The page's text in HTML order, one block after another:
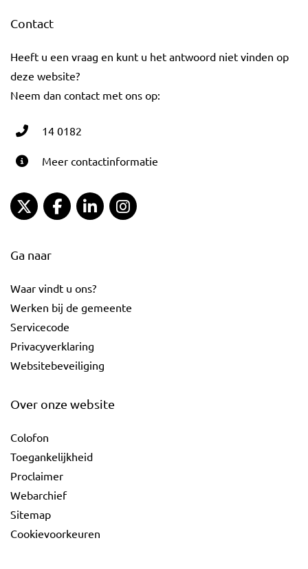
Contact
Heeft u een vraag en kunt u het antwoord niet vinden op
deze website?
Neem dan contact met ons op:
14 0182
Meer contactinformatie
Gemeente Gouda Twitter
Gemeente Gouda Facebook
Gemeente Gouda LinkedIn
Ga naar
Waar vindt u ons?
Werken bij de gemeente
Servicecode
Privacyverklaring
Websitebeveiliging
Over onze website
Colofon
Toegankelijkheid
Proclaimer
Webarchief
Sitemap
Cookievoorkeuren